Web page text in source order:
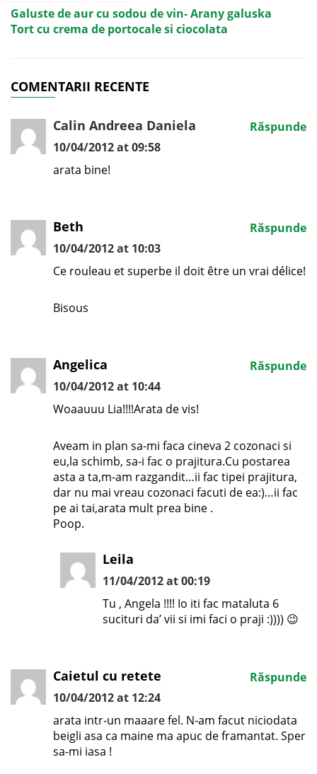
Galuste de aur cu sodou de vin- Arany galuska
Tort cu crema de portocale si ciocolata
COMENTARII RECENTE
Calin Andreea Daniela
10/04/2012 at 09:58
arata bine!
Răspunde
Beth
10/04/2012 at 10:03
Ce rouleau et superbe il doit être un vrai délice!
Bisous
Răspunde
Angelica
10/04/2012 at 10:44
Woaauuu Lia!!!!Arata de vis!
Aveam in plan sa-mi faca cineva 2 cozonaci si
eu,la schimb, sa-i fac o prajitura.Cu postarea
asta a ta,m-am razgandit…ii fac tipei prajitura,
dar nu mai vreau cozonaci facuti de ea:)…ii fac
pe ai tai,arata mult prea bine .
Poop.
Răspunde
Leila
11/04/2012 at 00:19
Tu , Angela !!!! Io iti fac mataluta 6
sucituri da’ vii si imi faci o praji :)))) 😉
Caietul cu retete
10/04/2012 at 12:24
arata intr-un maaare fel. N-am facut niciodata
beigli asa ca maine ma apuc de framantat. Sper
sa-mi iasa !
Răspunde